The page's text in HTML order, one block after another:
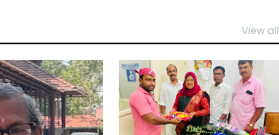
View all